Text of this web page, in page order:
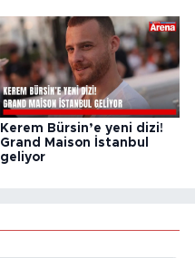
Kerem Bürsin’e yeni dizi!
Grand Maison İstanbul
geliyor